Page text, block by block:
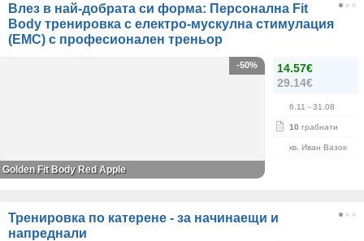
Влез в най-добрата си форма: Персонална Fit
Body тренировка с електро-мускулна стимулация
(ЕМС) с професионален треньор
14.57€
29.14€
6.11 - 31.08
10 грабнати
кв. Иван Вазов
-50%
Golden Fit Body Red Apple
Тренировка по катерене - за начинаещи и
напреднали